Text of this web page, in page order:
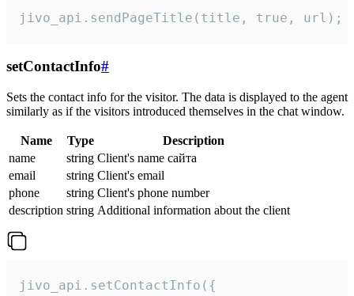
jivo_api.sendPageTitle(title, true, url);
setContactInfo#
Sets the contact info for the visitor. The data is displayed to the agent
similarly as if the visitors introduced themselves in the chat window.
Name Type
Description
name
string Client's name сайта
email
string Client's email
phone
string Client's phone number
description string Additional information about the client
jivo_api.setContactInfo({